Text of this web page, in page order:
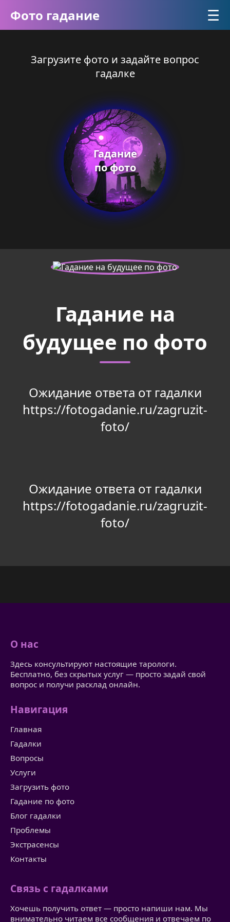
Фото гадание ☰
Загрузите фото и задайте вопрос
гадалке
Гадание
по фото
Гадание на
будущее по фото
Ожидание ответа от гадалки
https://fotogadanie.ru/zagruzit-
foto/
Ожидание ответа от гадалки
https://fotogadanie.ru/zagruzit-
foto/
О нас
Здесь консультируют настоящие тарологи.
Бесплатно, без скрытых услуг — просто задай свой
вопрос и получи расклад онлайн.
Навигация
Главная
Гадалки
Вопросы
Услуги
Загрузить фото
Гадание по фото
Блог гадалки
Проблемы
Экстрасенсы
Контакты
Связь с гадалками
Хочешь получить ответ — просто напиши нам. Мы
внимательно читаем все сообщения и отвечаем по